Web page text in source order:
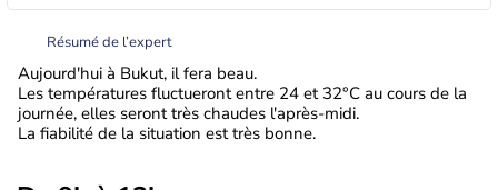
Résumé de l’expert
Aujourd'hui à Bukut, il fera beau.
Les températures fluctueront entre 24 et 32°C au cours de la
journée, elles seront très chaudes l'après-midi.
La fiabilité de la situation est très bonne.